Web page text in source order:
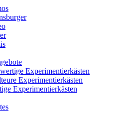
Experimentierkästen
Experimentierkästen
Experimentierkästen